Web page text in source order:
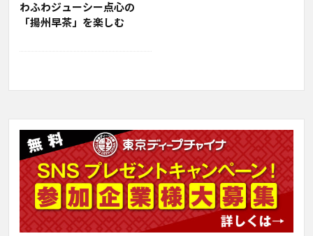
わふわジューシー点心の
「揚州早茶」を楽しむ